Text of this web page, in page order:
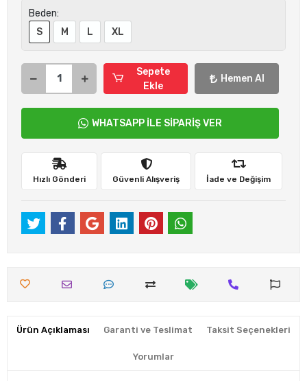
Beden:
S
M L XL
Sepete
Ekle
Hemen Al
WHATSAPP İLE SİPARİŞ VER
Hızlı Gönderi Güvenli Alışveriş İade ve Değişim
Ürün Açıklaması Garanti ve Teslimat Taksit Seçenekleri
Yorumlar